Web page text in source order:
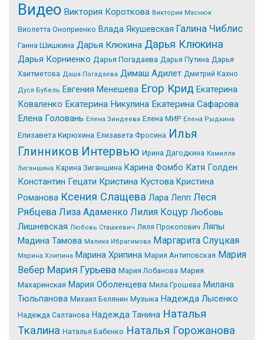
Видео Виктория Короткова Виктория Маснюк
Виолетта Оноприенко Влада Якушевская Галина Чиблис
Ганна Шишкина Дарья Клюкина Дарья Клюкина
Дарья Корниенко Дарья Погадаева Дарья Путина Дарья
Хаитметова Даша Погадаева Димаш Адилет Дмитрий Кахно
Дуся Бубель Евгения Менешева Егор Крид Екатерина
Коваленко Екатерина Никулина Екатерина Сафарова
Елена Головань Елена Зиндеева Елена МИР Елена Рыдкина
Елизавета Кирюхина Елизавета Фросина Илья
Глинников Интервью Ирина Дагодкина Камилла
Зиганшина Карина Зиганшина Карина Фомбо Катя Голден
Константин Гецати Кристина Кустова Кристина
Романова Ксения Слащева Лара Лепп Леся
Рябцева Лиза Адаменко Лилия Коцур Любовь
Лишневская Любовь Сташкевич Ляля Прокопович Ляпы
Мадина Тамова Малика Ибрагимова Маргарита Слуцкая
Марина Хлипина Марина Хрипина Мария Антиповская Мария
Вебер Мария Гурьева Мария Лобанова Мария
Махаринская Мария Оболенцева Мила Грошева Милана
Тюльпанова Михаил Белянин Музыка Надежда Лысенко
Надежда Салтанова Надежда Танина Наталья
Tкалина Наталья Бабенко Наталья Горожанова